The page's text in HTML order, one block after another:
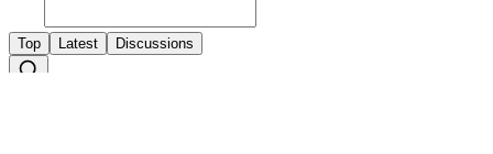
Top Latest Discussions